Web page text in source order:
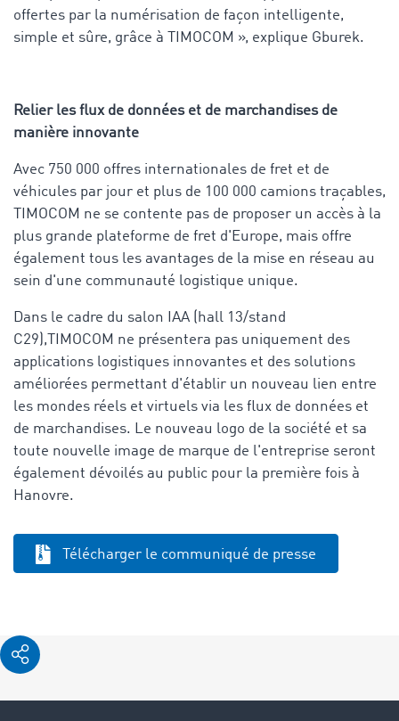
offertes par la numérisation de façon intelligente,
simple et sûre, grâce à TIMOCOM », explique Gburek.
Relier les flux de données et de marchandises de
manière innovante
Avec 750 000 offres internationales de fret et de
véhicules par jour et plus de 100 000 camions traçables,
TIMOCOM ne se contente pas de proposer un accès à la
plus grande plateforme de fret d'Europe, mais offre
également tous les avantages de la mise en réseau au
sein d'une communauté logistique unique.
Dans le cadre du salon IAA (hall 13/stand
C29),TIMOCOM ne présentera pas uniquement des
applications logistiques innovantes et des solutions
améliorées permettant d'établir un nouveau lien entre
les mondes réels et virtuels via les flux de données et
de marchandises. Le nouveau logo de la société et sa
toute nouvelle image de marque de l'entreprise seront
également dévoilés au public pour la première fois à
Hanovre.
Télécharger le communiqué de presse